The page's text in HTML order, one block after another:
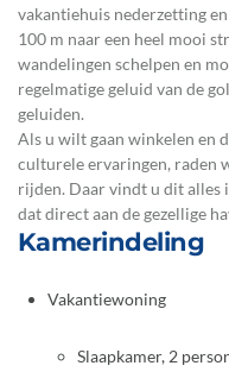
vakantiehuis nederzetting
100 m naar een heel mooi
wandelingen schelpen en
regelmatige geluid van de
geluiden.
Als u wilt gaan winkelen en
culturele ervaringen, raden
rijden. Daar vindt u dit alles
dat direct aan de gezellige
Kamerindeling
Vakantiewoning
Slaapkamer, 2